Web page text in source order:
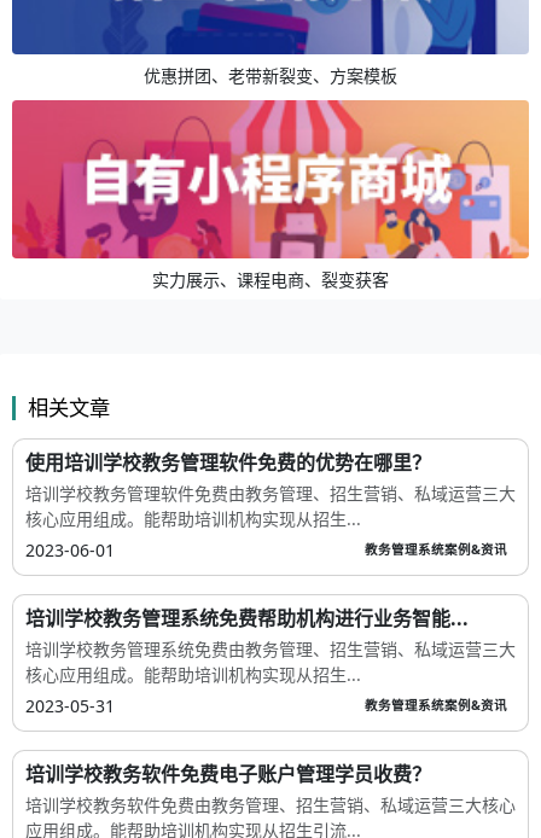
优惠拼团、老带新裂变、方案模板
实力展示、课程电商、裂变获客
相关文章
使用培训学校教务管理软件免费的优势在哪里？
培训学校教务管理软件免费由教务管理、招生营销、私域运营三大
核心应用组成。能帮助培训机构实现从招生...
2023-06-01
教务管理系统案例&资讯
培训学校教务管理系统免费帮助机构进行业务智能...
培训学校教务管理系统免费由教务管理、招生营销、私域运营三大
核心应用组成。能帮助培训机构实现从招生...
2023-05-31
教务管理系统案例&资讯
培训学校教务软件免费电子账户管理学员收费？
培训学校教务软件免费由教务管理、招生营销、私域运营三大核心
应用组成。能帮助培训机构实现从招生引流...